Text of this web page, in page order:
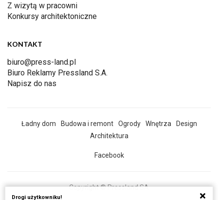
Z wizytą w pracowni
Konkursy architektoniczne
KONTAKT
biuro@press-land.pl
Biuro Reklamy Pressland S.A.
Napisz do nas
Ładny dom Budowa i remont Ogrody Wnętrza
Design
Architektura
Facebook
Copyright © Pressland SA
Drogi użytkowniku!